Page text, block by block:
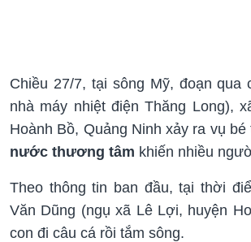
Chiều 27/7, tại sông Mỹ, đoạn qua
nhà máy nhiệt điện Thăng Long),
Hoành Bồ, Quảng Ninh xảy ra vụ bé
nước thương tâm khiến nhiều
Theo thông tin ban đầu, tại thời
Văn Dũng (ngụ xã Lê Lợi, huyện
con đi câu cá rồi tắm sông.